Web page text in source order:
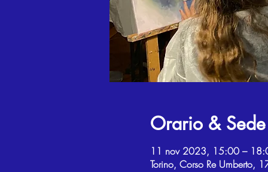
Orario & Sede
11 nov 2023, 15:00 –
Torino, Corso Re Umberto,